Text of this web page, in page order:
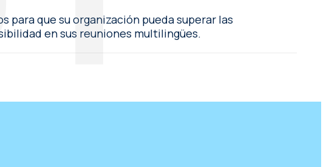
para que su organización pueda superar las
en sus reuniones multilingües.